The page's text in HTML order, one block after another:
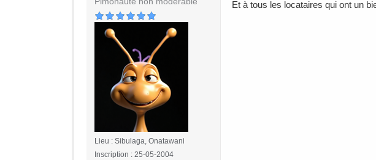
Lieu : Sibulaga, Onatawani
Inscription : 25-05-2004
Et à tous les locataires qui ont un